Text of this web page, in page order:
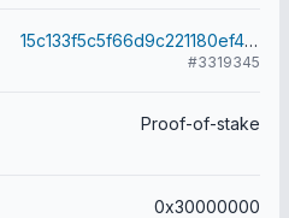
15c133f5c5f66d9c221180ef47e9e08bae5d7f6b5b554167d5c8460e69ae836f
#3319345
Proof-of-stake
0x30000000